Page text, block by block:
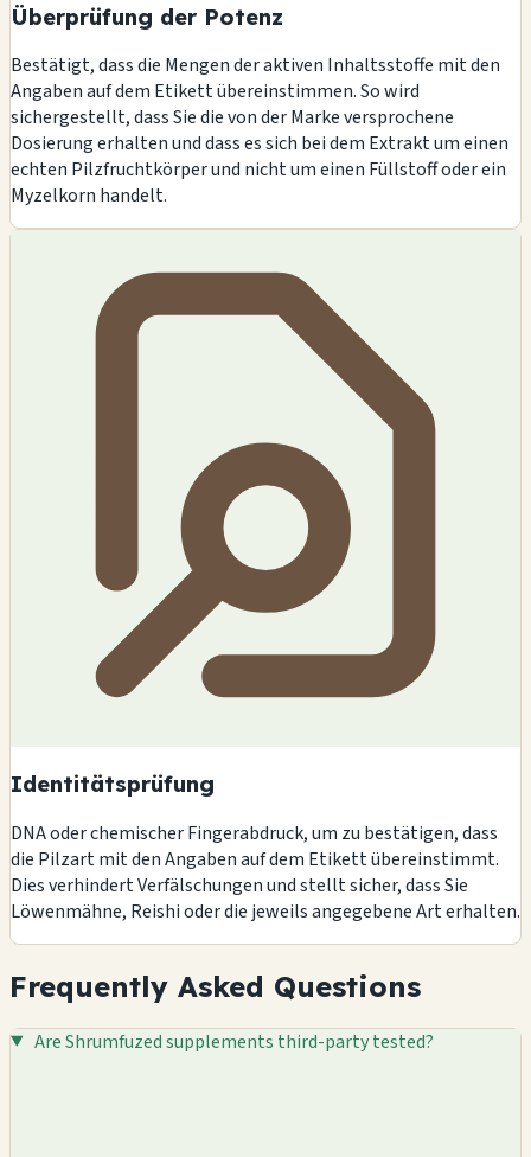
Überprüfung der Potenz
Bestätigt, dass die Mengen der aktiven Inhaltsstoffe mit den
Angaben auf dem Etikett übereinstimmen. So wird
sichergestellt, dass Sie die von der Marke versprochene
Dosierung erhalten und dass es sich bei dem Extrakt um einen
echten Pilzfruchtkörper und nicht um einen Füllstoff oder ein
Myzelkorn handelt.
Identitätsprüfung
DNA oder chemischer Fingerabdruck, um zu bestätigen, dass
die Pilzart mit den Angaben auf dem Etikett übereinstimmt.
Dies verhindert Verfälschungen und stellt sicher, dass Sie
Löwenmähne, Reishi oder die jeweils angegebene Art erhalten.
Frequently Asked Questions
Are Shrumfuzed supplements third-party tested?